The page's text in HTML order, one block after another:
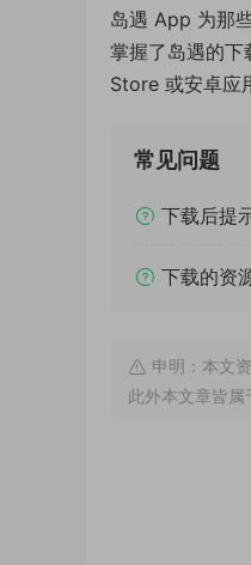
岛遇 App 为那
掌握了岛遇的
Store 或安卓应
常见问题
下载后提
下载的资
申明：本文
此外本文章皆属